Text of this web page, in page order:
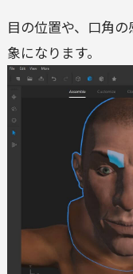
目の位置や、口角
象になります。